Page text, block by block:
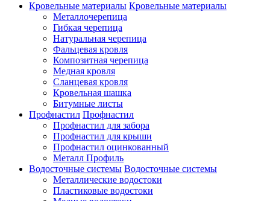
Кровельные материалы Кровельные материалы
Металлочерепица
Гибкая черепица
Натуральная черепица
Фальцевая кровля
Композитная черепица
Медная кровля
Сланцевая кровля
Кровельная шашка
Битумные листы
Профнастил Профнастил
Профнастил для забора
Профнастил для крыши
Профнастил оцинкованный
Металл Профиль
Водосточные системы Водосточные системы
Металлические водостоки
Пластиковые водостоки